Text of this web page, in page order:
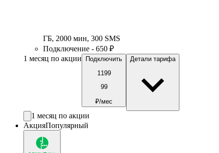
ГБ, 2000 мин, 300 SMS
Подключение - 650 ₽
1 месяц по акции
Подключить
1199
99
₽/мес
Детали тарифа
1 месяц по акции
АкцияПопулярный